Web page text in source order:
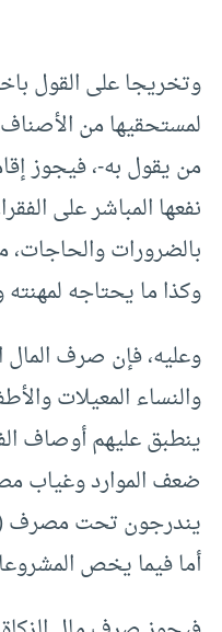
وتخريجا على القول
لمستحقيها من
من يقول به-، فيجوز
نفعها المباشر على
بالضرورات والحاجات،
وكذا ما يحتاجه
وعليه، فإن صرف المال
والنساء المعيلات
ينطبق عليهم أوصاف
ضعف الموارد وغياب
يندرجون تحت مصرف
أما فيما يخص